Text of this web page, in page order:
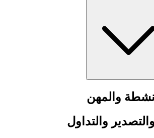
والمهن
والتصدير والتداول